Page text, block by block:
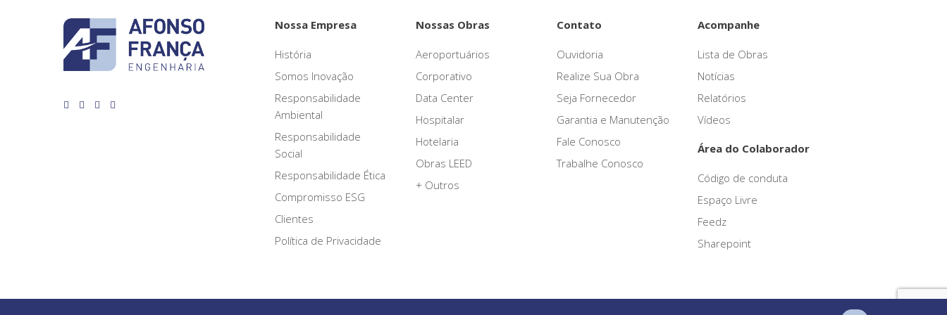
Nossa Empresa
História
Somos Inovação
Responsabilidade
Ambiental
Responsabilidade
Social
Responsabilidade Ética
Compromisso ESG
Clientes
Política de Privacidade
Nossas Obras
Aeroportuários
Corporativo
Data Center
Hospitalar
Hotelaria
Obras LEED
+ Outros
Contato
Ouvidoria
Realize Sua Obra
Seja Fornecedor
Garantia e Manutenção
Fale Conosco
Trabalhe Conosco
Acompanhe
Lista de Obras
Notícias
Relatórios
Vídeos
Área do Colaborador
Código de conduta
Espaço Livre
Feedz
Sharepoint